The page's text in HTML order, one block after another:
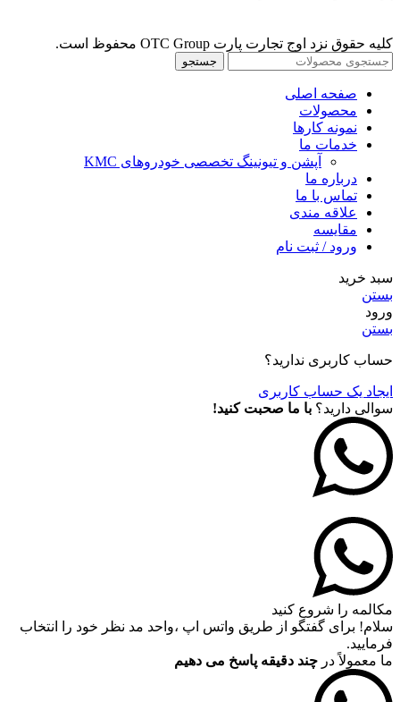
کلیه حقوق نزد اوج تجارت پارت OTC Group محفوظ است.
جستجو
صفحه اصلی
محصولات
نمونه کارها
خدمات ما
آپشن و تیونینگ تخصصی خودروهای KMC
درباره ما
تماس با ما
علاقه مندی
مقايسه
ورود / ثبت نام
سبد خرید
بستن
ورود
بستن
حساب کاربری ندارید؟
ایجاد یک حساب کاربری
سوالی دارید؟ با ما صحبت کنید!
مکالمه را شروع کنید
سلام! برای گفتگو از طریق واتس اپ ،واحد مد نظر خود را انتخاب
فرمایید.
ما معمولاً در چند دقیقه پاسخ می دهیم